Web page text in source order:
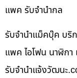
แพค รับจำนำกล
รับจำนำแม็คบุ๊ค บริ
แพค ไอโฟน นาฬิกา
รับจํานําแจ้งวัฒนะ